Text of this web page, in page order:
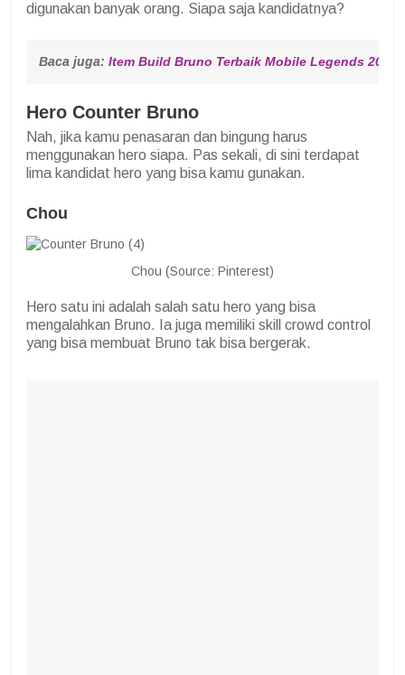
digunakan banyak orang. Siapa saja kandidatnya?
Baca juga: Item Build Bruno Terbaik Mobile Legends 2022,
Hero Counter Bruno
Nah, jika kamu penasaran dan bingung harus
menggunakan hero siapa. Pas sekali, di sini terdapat
lima kandidat hero yang bisa kamu gunakan.
Chou
Chou (Source: Pinterest)
Hero satu ini adalah salah satu hero yang bisa
mengalahkan Bruno. Ia juga memiliki skill crowd control
yang bisa membuat Bruno tak bisa bergerak.